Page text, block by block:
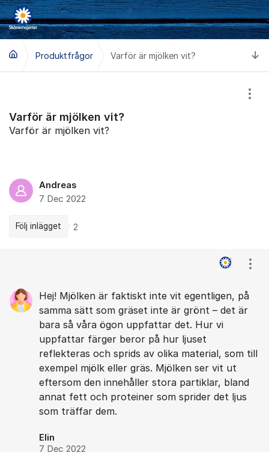
Hoppa till innehåll
Produktfrågor Varför är mjölken vit?
Varför är mjölken vit?
Varför är mjölken vit?
Andreas
7 Dec 2022
Följ inlägget 2
Hej! Mjölken är faktiskt inte vit egentligen, på
samma sätt som gräset inte är grönt – det är
bara så våra ögon uppfattar det. Hur vi
uppfattar färger beror på hur ljuset
reflekteras och sprids av olika material, som till
exempel mjölk eller gräs. Mjölken ser vit ut
eftersom den innehåller stora partiklar, bland
annat fett och proteiner som sprider det ljus
som träffar dem.
Elin
7 Dec 2022